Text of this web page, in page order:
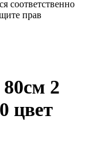
соответственно
прав
2
цвет